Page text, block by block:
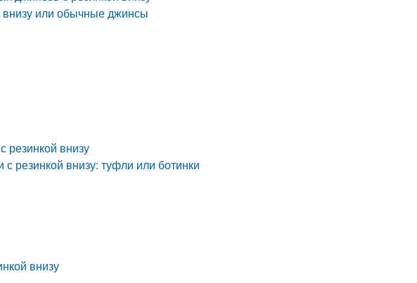
или обычные джинсы
резинкой внизу
резинкой внизу: туфли или ботинки
внизу